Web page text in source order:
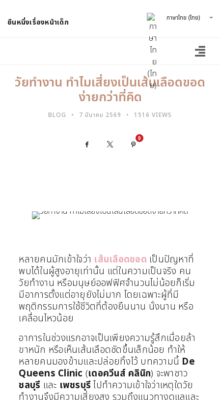
ยืนหนึ่งเรื่องหน้าเด็ก ภาษาไทย (ไทย)
วัยทำงาน ทำไมเสี่ยงเป็นเส้นเลือดขอด
ง่ายกว่าที่คิด
7 มีนาคม 2569
BLOG 1516 VIEWS
Facebook
0
หลายคนมักเข้าใจว่า เส้นเลือดขอด เป็นปัญหาที่
พบได้ในผู้สูงอายุเท่านั้น แต่ในความเป็นจริง คน
วัยทำงาน หรือมนุษย์ออฟฟิศจำนวนไม่น้อยก็เริ่ม
มีอาการตั้งแต่อายุยังไม่มาก โดยเฉพาะผู้ที่มี
พฤติกรรมการใช้ชีวิตที่ต้องยืนนาน นั่งนาน หรือ
เคลื่อนไหวน้อย
อาการในช่วงแรกอาจเป็นเพียงความรู้สึกเมื่อยล้า
ขาหนัก หรือเห็นเส้นเลือดชัดขึ้นเล็กน้อย ทำให้
หลายคนมองข้ามและปล่อยทิ้งไว้ บทความนี้ De
Queens Clinic (เดอควีนส์ คลินิก) จะพาชาว
ชลบุรี และ เพชรบุรี ไปทำความเข้าใจว่าเหตุใดวัย
ทำงานจึงมีความเสี่ยงสูง รวมถึงแนวทางดูแลและ